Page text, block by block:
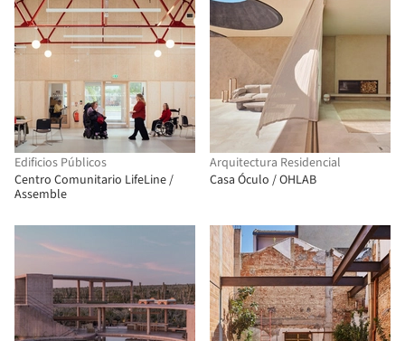
Edificios Públicos
Centro Comunitario LifeLine /
Assemble
Arquitectura Residencial
Casa Óculo / OHLAB